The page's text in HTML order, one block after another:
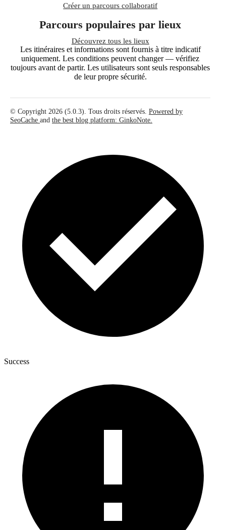
Créer un parcours collaboratif
Parcours populaires par lieux
Découvrez tous les lieux
Les itinéraires et informations sont fournis à titre indicatif
uniquement. Les conditions peuvent changer — vérifiez
toujours avant de partir. Les utilisateurs sont seuls responsables
de leur propre sécurité.
© Copyright 2026 (5.0.3). Tous droits réservés. Powered by
SeoCache and the best blog platform: GinkoNote.
Success